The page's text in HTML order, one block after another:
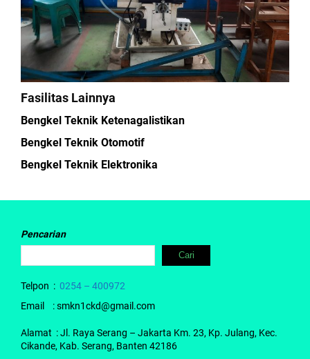
Fasilitas Lainnya
Bengkel Teknik Ketenagalistikan
Bengkel Teknik Otomotif
Bengkel Teknik Elektronika
Pencarian
Cari
Telpon : 0254 – 400972
Email : smkn1ckd@gmail.com
Alamat : Jl. Raya Serang – Jakarta Km. 23, Kp. Julang, Kec.
Cikande, Kab. Serang, Banten 42186